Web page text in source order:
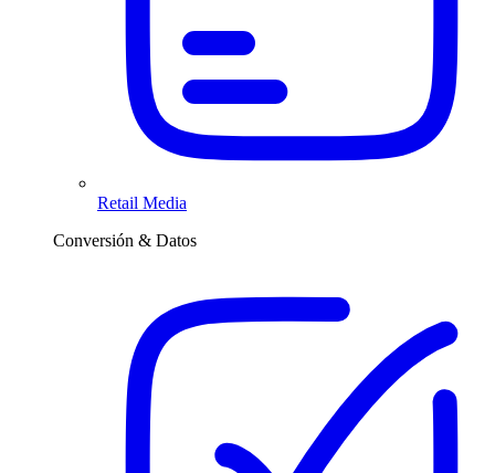
Retail Media
Conversión & Datos